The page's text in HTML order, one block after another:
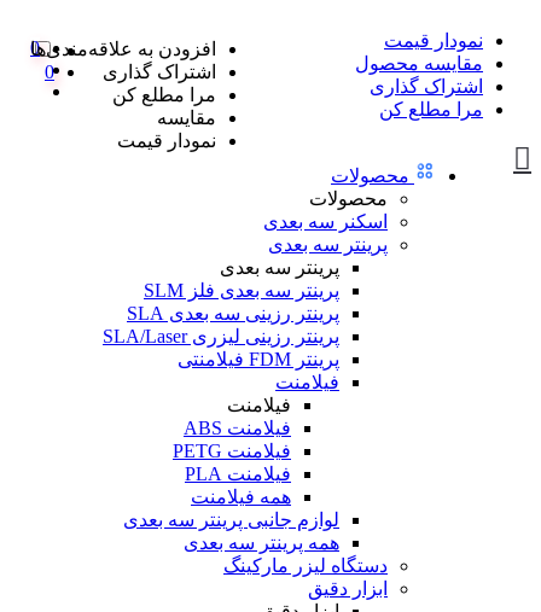
نمودار قیمت
مقایسه محصول
اشتراک گذاری
مرا مطلع کن
0
0
محصولات
محصولات
اسکنر سه بعدی
پرینتر سه بعدی
پرینتر سه بعدی
پرینتر سه بعدی فلز SLM
پرینتر رزینی سه بعدی SLA
پرینتر رزینی لیزری SLA/Laser
پرینتر FDM فیلامنتی
فیلامنت
فیلامنت
فیلامنت ABS
فیلامنت PETG
فیلامنت PLA
همه فیلامنت
لوازم جانبی پرینتر سه بعدی
همه پرینتر سه بعدی
دستگاه لیزر مارکینگ
ابزار دقیق
افزودن به علاقه‌مندی‌ها
اشتراک گذاری
مرا مطلع کن
مقایسه
نمودار قیمت